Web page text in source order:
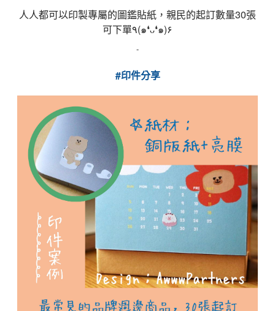
人人都可以印製專屬的圖鑑貼紙，親民的起訂數量30張
可下單٩(๑❛ᴗ❛๑)۶
-
#印件分享